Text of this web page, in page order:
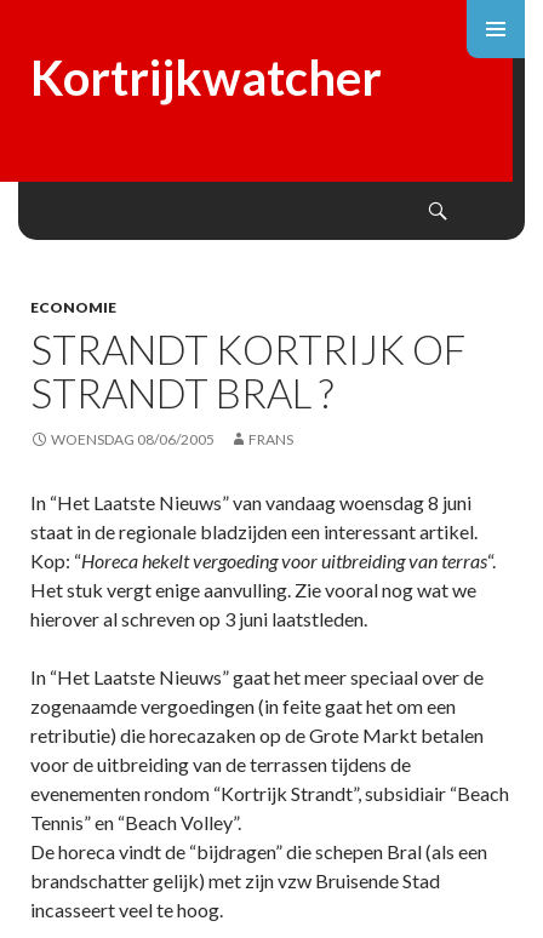
Kortrijkwatcher
ECONOMIE
STRANDT KORTRIJK OF
STRANDT BRAL ?
WOENSDAG 08/06/2005 FRANS
In “Het Laatste Nieuws” van vandaag woensdag 8 juni
staat in de regionale bladzijden een interessant artikel.
Kop: “Horeca hekelt vergoeding voor uitbreiding vanterras“.
Het stuk vergt enige aanvulling. Zie vooral nog wat we
hierover al schreven op 3 juni laatstleden.
In “Het Laatste Nieuws” gaat het meer speciaal over de
zogenaamde vergoedingen (in feite gaat het om een
retributie) die horecazaken op de Grote Markt betalen
voor de uitbreiding van de terrassen tijdens de
evenementen rondom “Kortrijk Strandt”, subsidiair “Beach
Tennis” en “Beach Volley”.
De horeca vindt de “bijdragen” die schepen Bral (als een
brandschatter gelijk) met zijn vzw Bruisende Stad
incasseert veel te hoog.